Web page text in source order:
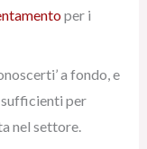
per i
a fondo, e
per
nel settore.